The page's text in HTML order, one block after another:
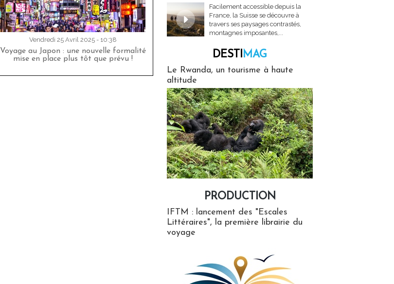
Vendredi 25 Avril 2025 - 10:38
Voyage au Japon : une nouvelle formalité
mise en place plus tôt que prévu !
Facilement accessible depuis la
France, la Suisse se découvre à
travers ses paysages contrastés,
montagnes imposantes,...
DESTIMAG
Le Rwanda, un tourisme à haute
altitude
PRODUCTION
IFTM : lancement des "Escales
Littéraires", la première librairie du
voyage